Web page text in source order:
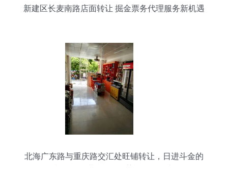
新建区长麦南路店面转让 掘金票务代理服务新机遇
北海广东路与重庆路交汇处旺铺转让，日进斗金的